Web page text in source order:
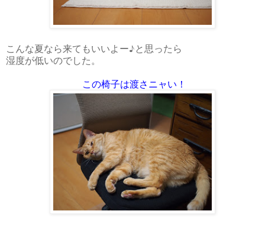
こんな夏なら来てもいいよー♪と思ったら
湿度が低いのでした。
この椅子は渡さニャい！